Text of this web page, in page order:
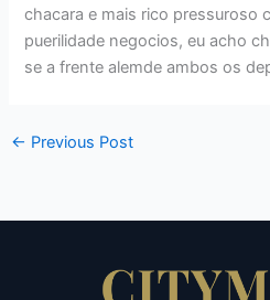
chacara e mais rico pressuroso
puerilidade negocios, eu acho
se a frente alemde ambos os
← Previous Post